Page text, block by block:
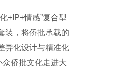
+IP+情感”复合型
装，将侨批承载的
异化设计与精准化
侨批文化走进大